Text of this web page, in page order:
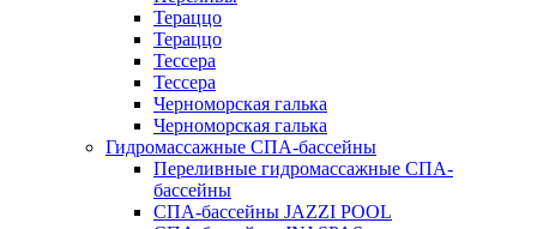
Тераццо
Тераццо
Тессера
Тессера
Черноморская галька
Черноморская галька
Гидромассажные СПА-бассейны
Переливные гидромассажные СПА-
бассейны
СПА-бассейны JAZZI POOL